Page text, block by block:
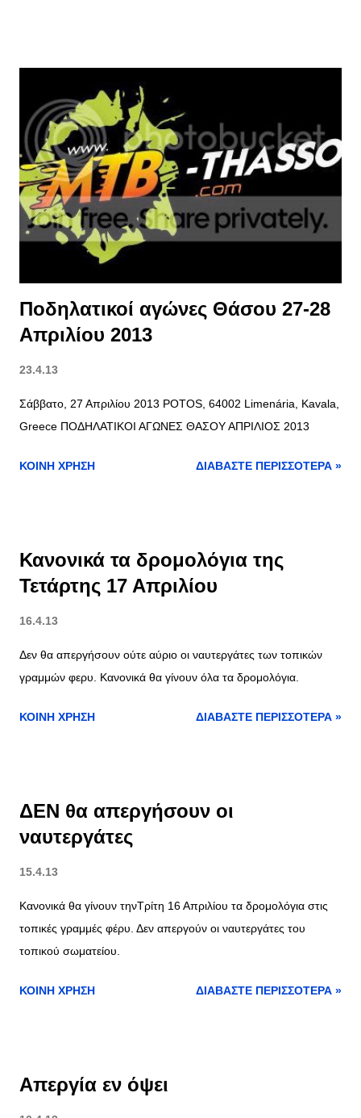
Ποδηλατικοί αγώνες Θάσου 27-28
Απριλίου 2013
23.4.13
Σάββατο, 27 Απριλίου 2013 POTOS, 64002 Limenária, Kavala,
Greece ΠΟΔΗΛΑΤΙΚΟΙ ΑΓΩΝΕΣ ΘΑΣΟΥ ΑΠΡΙΛΙΟΣ 2013
ΚΟΙΝΉ ΧΡΉΣΗ ΔΙΑΒΆΣΤΕ ΠΕΡΙΣΣΌΤΕΡΑ »
Κανονικά τα δρομολόγια της
Τετάρτης 17 Απριλίου
16.4.13
Δεν θα απεργήσουν ούτε αύριο οι ναυτεργάτες των τοπικών
γραμμών φερυ. Κανονικά θα γίνουν όλα τα δρομολόγια.
ΚΟΙΝΉ ΧΡΉΣΗ ΔΙΑΒΆΣΤΕ ΠΕΡΙΣΣΌΤΕΡΑ »
ΔΕΝ θα απεργήσουν οι
ναυτεργάτες
15.4.13
Κανονικά θα γίνουν τηνΤρίτη 16 Απριλίου τα δρομολόγια στις
τοπικές γραμμές φέρυ. Δεν απεργούν οι ναυτεργάτες του
τοπικού σωματείου.
ΚΟΙΝΉ ΧΡΉΣΗ ΔΙΑΒΆΣΤΕ ΠΕΡΙΣΣΌΤΕΡΑ »
Απεργία εν όψει